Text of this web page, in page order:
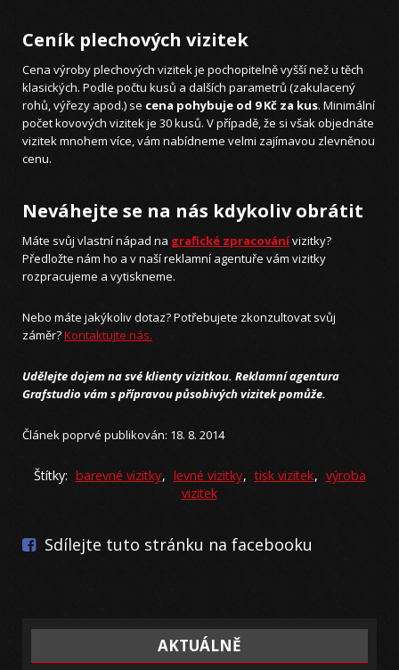
Ceník plechových vizitek
Cena výroby plechových vizitek je pochopitelně vyšší než u těch
klasických. Podle počtu kusů a dalších parametrů (zakulacený
rohů, výřezy apod.) se cena pohybuje od 9 Kč za kus. Minimální
počet kovových vizitek je 30 kusů. V případě, že si však objednáte
vizitek mnohem více, vám nabídneme velmi zajímavou zlevněnou
cenu.
Neváhejte se na nás kdykoliv obrátit
Máte svůj vlastní nápad na grafické zpracovánívizitky?
Předložte nám ho a v naší reklamní agentuře vám vizitky
rozpracujeme a vytiskneme.
Nebo máte jakýkoliv dotaz? Potřebujete zkonzultovat svůj
záměr?Kontaktujte nás.
Udělejte dojem na své klienty vizitkou. Reklamní agentura
Grafstudio vám s přípravou působivých vizitek pomůže.
Článek poprvé publikován: 18. 8. 2014
Štítky: barevné vizitky, levné vizitky, tisk vizitek, výroba
vizitek
Sdílejte tuto stránku na facebooku
AKTUÁLNĚ